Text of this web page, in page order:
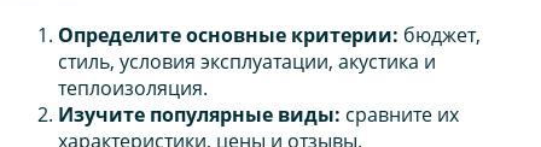
Определите основные критерии: бюджет,
стиль, условия эксплуатации, акустика и
теплоизоляция.
Изучите популярные виды: сравните их
характеристики, цены и отзывы.